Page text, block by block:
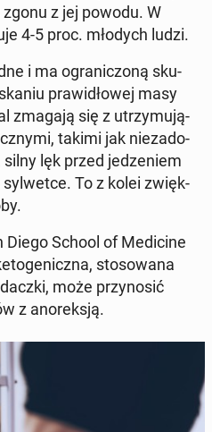
z jej powodu. W
4-5 proc. młodych ludzi.
i ma ogra­ni­czo­ną sku­
pra­wi­dło­wej masy
zmagają się z utrzy­mu­ją­
takimi jak nie­za­do­
silny lęk przed je­dze­niem
To z kolei zwięk­
Diego School of Me­di­ci­ne
sto­so­wa­na
może przy­no­sić
z ano­rek­sją.